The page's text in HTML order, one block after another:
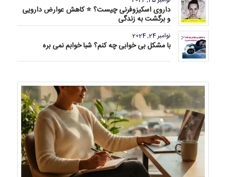
داروی اسکیزوفرنی چیست؟ ⭐ کاهش عوارض دارویی
و برگشت به زندگی
نوامبر 24, 2024
با مشکل بی خوابی چه کنم؟ شبا خوابم نمی بره